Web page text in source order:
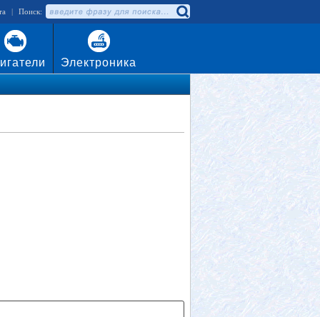
| Поиск:
Электроника